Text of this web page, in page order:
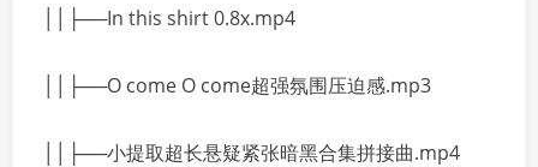
││├──In this shirt 0.8x.mp4
││├──O come O come超强氛围压迫感.mp3
││├──小提取超长悬疑紧张暗黑合集拼接曲.mp4